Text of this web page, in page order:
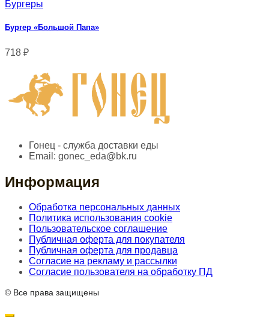
Бургеры
Бургер «Большой Папа»
718 ₽
Гонец - служба доставки еды
Email: gonec_eda@bk.ru
Информация
Обработка персональных данных
Политика использования cookie
Пользовательское соглашение
Публичная оферта для покупателя
Публичная оферта для продавца
Согласие на рекламу и рассылки
Согласие пользователя на обработку ПД
© Все права защищены